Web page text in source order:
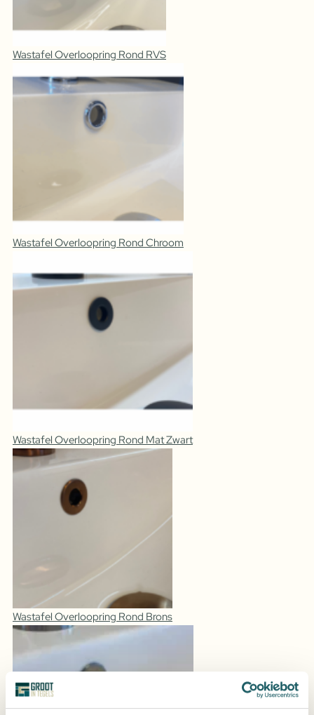
Wastafel Overloopring Rond RVS
Wastafel Overloopring Rond Chroom
Wastafel Overloopring Rond Mat Zwart
Wastafel Overloopring Rond Brons